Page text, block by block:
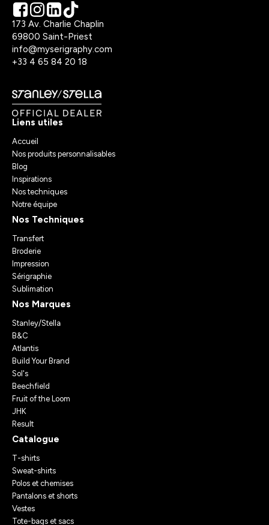
173 Av. Charlie Chaplin
69800 Saint-Priest
info@myserigraphy.com
+33 4 65 84 20 18
Liens utiles
Accueil
Nos produits personnalisables
Blog
Inspirations
Nos techniques
Notre équipe
Nos Techniques
Transfert
Broderie
Impression
Sérigraphie
Sublimation
Nos Marques
Stanley/Stella
B&C
Atlantis
Build Your Brand
Sol's
Beechfield
Fruit of the Loom
JHK
Result
Catalogue
T-shirts
Sweat-shirts
Polos et chemises
Pantalons et shorts
Vestes
Tote-bags et sacs